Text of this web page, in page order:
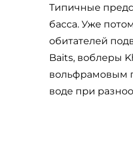
Типичные
басса. Уже
обитателей
Baits, воблеры
вольфрамовым
воде при